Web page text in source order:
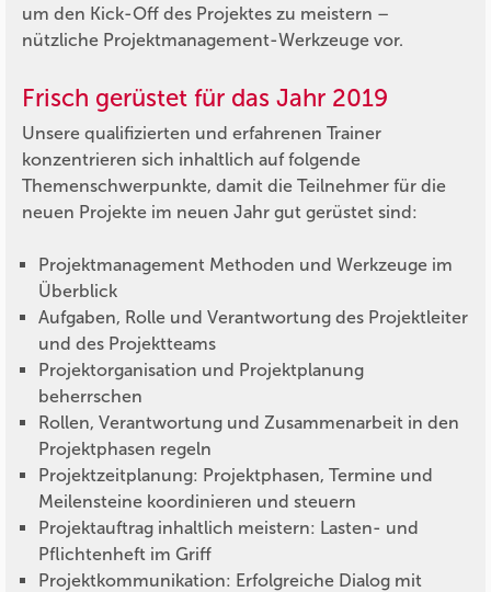
um den Kick-Off des Projektes zu meistern –
nützliche Projektmanagement-Werkzeuge vor.
Frisch gerüstet für das Jahr 2019
Unsere qualifizierten und erfahrenen Trainer
konzentrieren sich inhaltlich auf folgende
Themenschwerpunkte, damit die Teilnehmer für die
neuen Projekte im neuen Jahr gut gerüstet sind:
Projektmanagement Methoden und Werkzeuge im
Überblick
Aufgaben, Rolle und Verantwortung des Projektleiter
und des Projektteams
Projektorganisation und Projektplanung
beherrschen
Rollen, Verantwortung und Zusammenarbeit in den
Projektphasen regeln
Projektzeitplanung: Projektphasen, Termine und
Meilensteine koordinieren und steuern
Projektauftrag inhaltlich meistern: Lasten- und
Pflichtenheft im Griff
Projektkommunikation: Erfolgreiche Dialog mit